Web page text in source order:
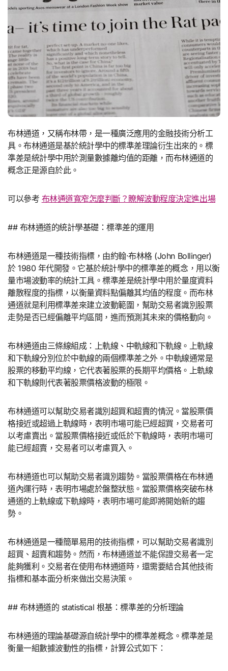
布林通道，又稱布林帶，是一種廣泛應用的金融技術分析工
具。布林通道是基於統計學中的標準差理論衍生出來的。標
準差是統計學中用於測量數據離均值的距離，而布林通道的
概念正是源自於此。
可以參考 布林通道寬窄怎麼判斷？瞭解波動程度決定進出場
## 布林通道的統計學基礎：標準差的運用
布林通道是一種技術指標，由約翰·布林格 (John Bollinger)
於 1980 年代開發。它基於統計學中的標準差的概念，用以衡
量市場波動率的統計工具。標準差是統計學中用於量度資料
離散程度的指標，以衡量資料點偏離其均值的程度。而布林
通道就是利用標準差來建立波動範圍，幫助交易者識別股票
走勢是否已經偏離平均區間，進而預測其未來的價格動向。
布林通道由三條線組成：上軌線、中軌線和下軌線。上軌線
和下軌線分別位於中軌線的兩個標準差之外。中軌線通常是
股票的移動平均線，它代表著股票的長期平均價格。上軌線
和下軌線則代表著股票價格波動的極限。
布林通道可以幫助交易者識別超買和超賣的情況。當股票價
格接近或超過上軌線時，表明市場可能已經超買，交易者可
以考慮賣出。當股票價格接近或低於下軌線時，表明市場可
能已經超賣，交易者可以考慮買入。
布林通道也可以幫助交易者識別趨勢。當股票價格在布林通
道內運行時，表明市場處於盤整狀態。當股票價格突破布林
通道的上軌線或下軌線時，表明市場可能即將開始新的趨
勢。
布林通道是一種簡單易用的技術指標，可以幫助交易者識別
超買、超賣和趨勢。然而，布林通道並不能保證交易者一定
能夠獲利。交易者在使用布林通道時，還需要結合其他技術
指標和基本面分析來做出交易決策。
## 布林通道的 statistical 根基：標準差的分析理論
布林通道的理論基礎源自統計學中的標準差概念。標準差是
衡量一組數據波動性的指標，計算公式如下：